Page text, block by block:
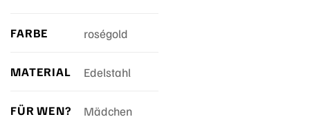
FARBE roségold
MATERIAL Edelstahl
FÜR WEN? Mädchen